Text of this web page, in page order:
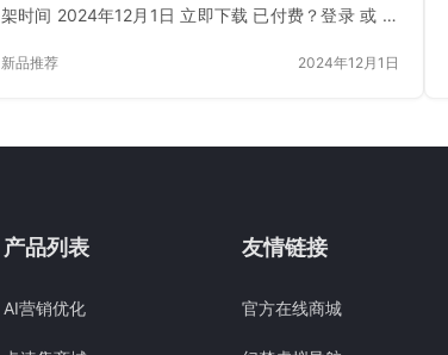
架时间 2024年12月1日 立即下载 已付费？登录 或 刷
新品推荐 2024年12月1日
产品列表
AI营销优化
友情链接
官方在线商城